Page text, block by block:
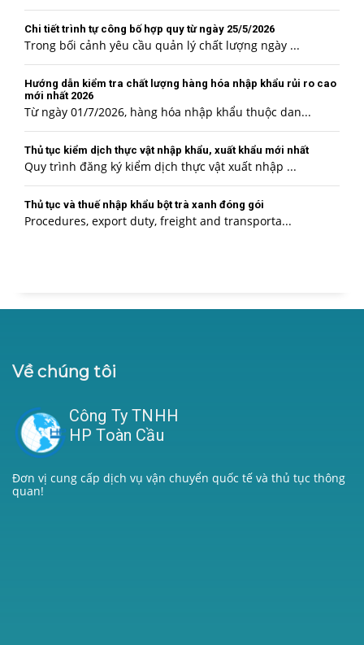
Chi tiết trình tự công bố hợp quy từ ngày 25/5/2026
Trong bối cảnh yêu cầu quản lý chất lượng ngày ...
Hướng dẫn kiểm tra chất lượng hàng hóa nhập khẩu rủi ro cao
mới nhất 2026
Từ ngày 01/7/2026, hàng hóa nhập khẩu thuộc dan...
Thủ tục kiểm dịch thực vật nhập khẩu, xuất khẩu mới nhất
Quy trình đăng ký kiểm dịch thực vật xuất nhập ...
Thủ tục và thuế nhập khẩu bột trà xanh đóng gói
Procedures, export duty, freight and transporta...
Về chúng tôi
Công Ty TNHH
HP Toàn Cầu
Đơn vị cung cấp dịch vụ vận chuyển quốc tế và thủ tục thông
quan!